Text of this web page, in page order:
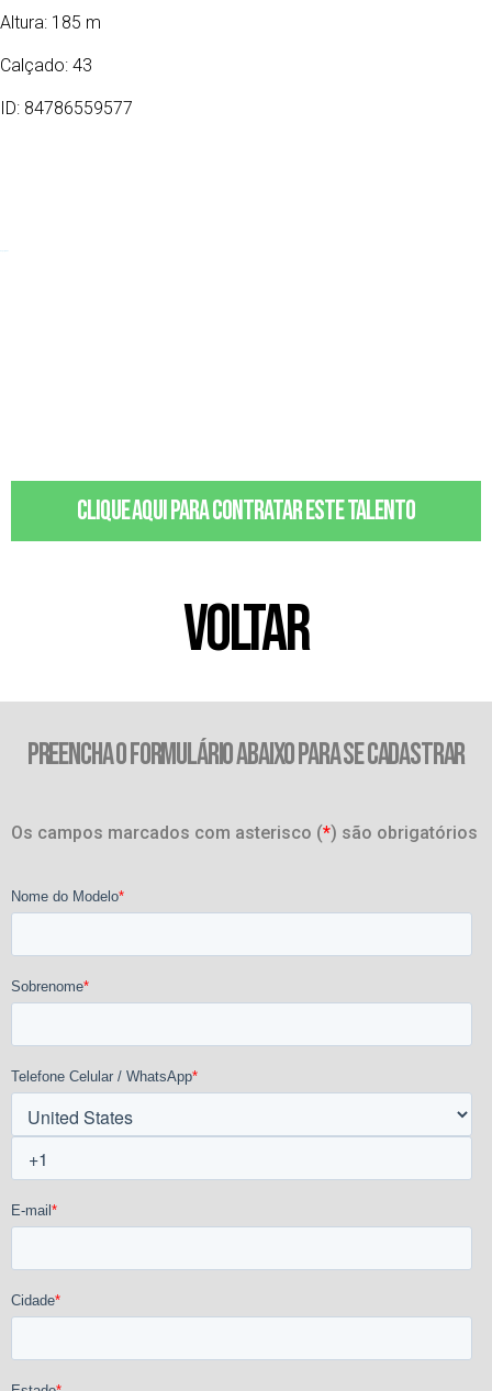
Altura: 185 m
Calçado: 43
ID: 84786559577
Clique aqui para contratar este talento
VOLTAR
PREENCHA O FORMULÁRIO ABAIXO PARA SE CADASTRAR
Os campos marcados com asterisco (*) são obrigatórios